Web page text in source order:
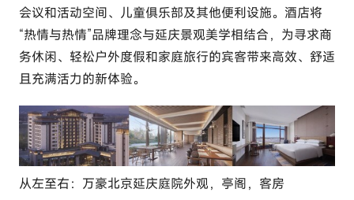
o
u
r
c
m
会议和活动空间、儿童俱乐部及其他便利设施。酒店将
“热情与热情”品牌理念与延庆景观美学相结合，为寻求商
务休闲、轻松户外度假和家庭旅行的宾客带来高效、舒适
且充满活力的新体验。
从左至右：万豪北京延庆庭院外观，亭阁，客房